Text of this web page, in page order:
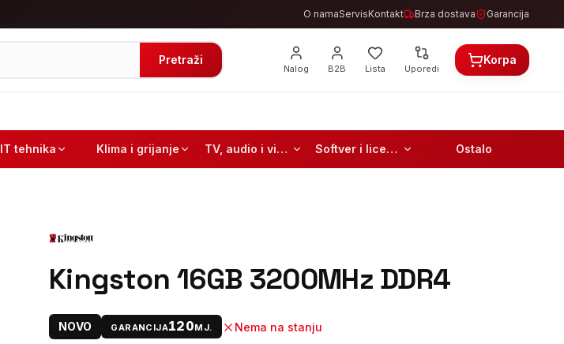
O namaServisKontakt Brza dostava Garancija
Pretraži
Nalog B2B Lista Uporedi
Korpa
IT tehnika Klima i grijanje TV, audio i video Softver i licence Ostalo
Kingston 16GB 3200MHz DDR4
NOVO GARANCIJA120MJ. Nema na stanju